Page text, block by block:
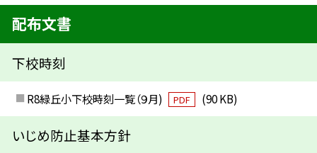
配布文書
下校時刻
R8緑丘小下校時刻一覧（９月) PDF (90 KB)
いじめ防止基本方針